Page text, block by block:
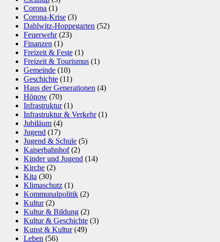
Corona (1)
Corona-Krise (3)
Dahlwitz-Hoppegarten (52)
Feuerwehr(23)
Finanzen (1)
Freizeit & Feste (1)
Freizeit & Tourismus (1)
Gemeinde (10)
Geschichte (11)
Haus der Generationen (4)
Hönow (70)
Infrastruktur(1)
Infrastruktur & Verkehr(1)
Jubiläum (4)
Jugend (17)
Jugend & Schule (5)
Kaiserbahnhof(2)
Kinder und Jugend (14)
Kirche (2)
Kita (30)
Klimaschutz (1)
Kommunalpolitik (2)
Kultur(2)
Kultur & Bildung (2)
Kultur & Geschichte (3)
Kunst & Kultur(49)
Leben (56)